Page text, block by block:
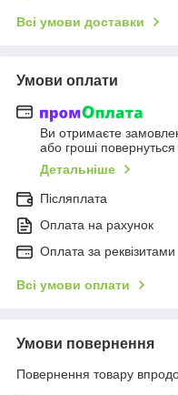
Всі умови доставки
Умови оплати
Ви отримаєте
або гроші
Детальніше
Післяплата
Оплата на рахунок
Оплата за реквізитами
Всі умови оплати
Умови повернення
Повернення товару